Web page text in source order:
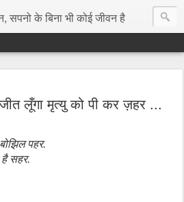
सपनो के बिना भी कोई जीवन है
लूँगा मृत्यु को पी कर ज़हर ...
पहर.
है सहर.